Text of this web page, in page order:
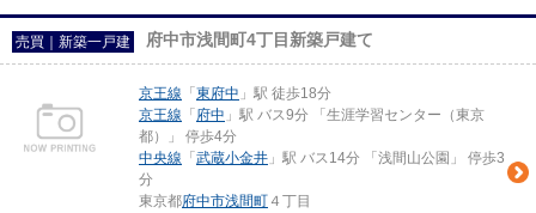
売買｜新築一戸建 府中市浅間町4丁目新築戸建て
京王線 「 東府中 」駅 徒歩18分
京王線 「 府中 」駅 バス9分 「生涯学習センター（東京
都）」 停歩4分
中央線 「 武蔵小金井 」駅 バス14分 「浅間山公園」 停歩3
分
東京都府中市浅間町 ４丁目